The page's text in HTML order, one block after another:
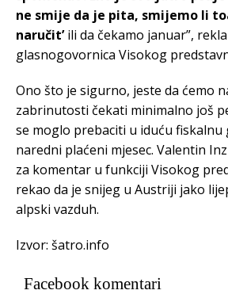
ne smije da je pita, smijemo li
naručit’ili da čekamo januar”,
glasnogovornica Visokog
Ono što je sigurno, jeste da ćemo
zabrinutosti čekati minimalno još
se moglo prebaciti u iduću fiskalnu
naredni plaćeni mjesec. Valentin
za komentar u funkciji Visokog
rekao da je snijeg u Austriji jako
alpski vazduh.
Izvor: šatro.info
Facebook komentari